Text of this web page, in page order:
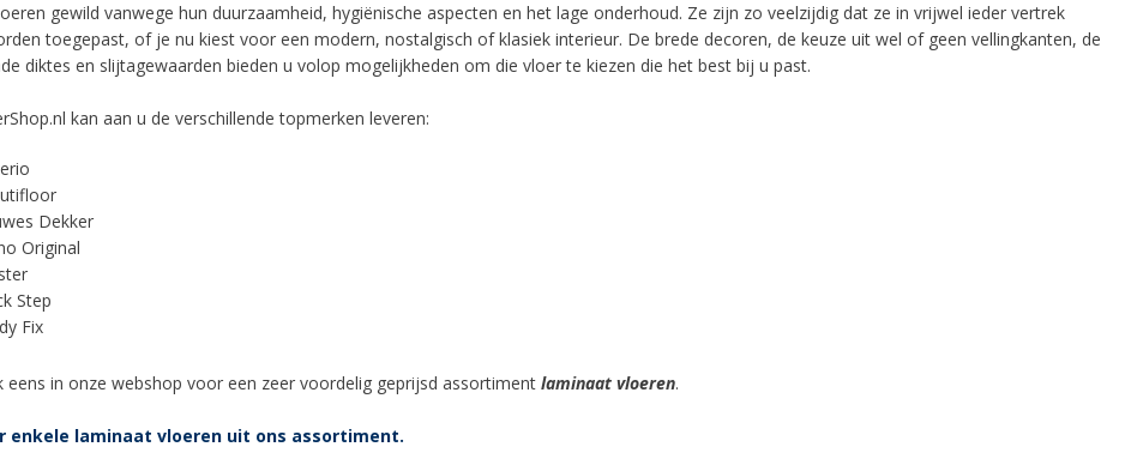
gewild vanwege hun duurzaamheid, hygiënische aspecten en het lage onderhoud. Ze zijn zo veelzijdig dat ze in vrijwel ieder vertrek
toegepast, of je nu kiest voor een modern, nostalgisch of klasiek interieur. De brede decoren, de keuze uit wel of geen vellingkanten, de
diktes en slijtagewaarden bieden u volop mogelijkheden om die vloer te kiezen die het best bij u past.
kan aan u de verschillende topmerken leveren:
Dekker
Original
Step
Fix
eens in onze webshop voor een zeer voordelig geprijsd assortiment laminaat vloeren.
enkele laminaat vloeren uit ons assortiment.